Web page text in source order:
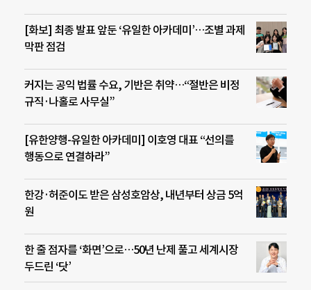
[화보] 최종 발표 앞둔 ‘유일한 아카데미’…조별 과제
막판 점검
커지는 공익 법률 수요, 기반은 취약…“절반은 비정
규직·나홀로 사무실”
[유한양행-유일한 아카데미] 이호영 대표 “선의를
행동으로 연결하라”
한강·허준이도 받은 삼성호암상, 내년부터 상금 5억
원
한 줄 점자를 ‘화면’으로…50년 난제 풀고 세계시장
두드린 ‘닷’